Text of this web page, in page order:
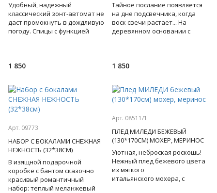
Удобный, надежный
классический зонт-автомат не
даст промокнуть в дождливую
погоду. Спицы с функцией
1 850
Тайное послание появляется
на дне подсвечника, когда
воск свечи растает... На
деревянном основании с
1 850
Арт. 09773
НАБОР С БОКАЛАМИ СНЕЖНАЯ
НЕЖНОСТЬ (32*38СМ)
В изящной подарочной
коробке с бантом сказочно
красивый романтичный
набор: теплый меланжевый
Арт. 08511/1
ПЛЕД МИЛЕДИ БЕЖЕВЫЙ
(130*170СМ) МОХЕР, МЕРИНОС
Уютная, неброская роскошь!
Нежный плед бежевого цвета
из мягкого
итальянского мохера, с